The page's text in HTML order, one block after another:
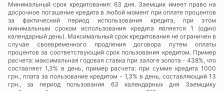
Минимальный срок кредитования: 63 дня. Заемщик имеет право на
досрочное погашение кредита в любой момент при оплате процентов
за фактический период использования кредита, при этом
минимальным сроком использования кредита является 1 (один)
календарный день). Максимальный срок кредитования не ограничен в
случае своевременного продления договора путем оплаты
процентов за соответствующий срок пользования кредитом. Пример
расчета: максимальная годовая ставка при залоге золота - 438%, что
составляет 1,3% в день, пример расчета: при сумме кредита 1000
грн., плата за пользование кредитом - 1,3% в день, составляющий 13
грн., за период пользования 63 календарных дня Заемщику